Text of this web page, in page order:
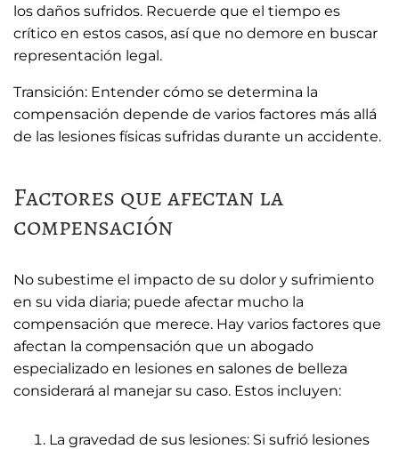
los daños sufridos. Recuerde que el tiempo es
crítico en estos casos, así que no demore en buscar
representación legal.
Transición: Entender cómo se determina la
compensación depende de varios factores más allá
de las lesiones físicas sufridas durante un accidente.
Factores que afectan la
compensación
No subestime el impacto de su dolor y sufrimiento
en su vida diaria; puede afectar mucho la
compensación que merece. Hay varios factores que
afectan la compensación que un abogado
especializado en lesiones en salones de belleza
considerará al manejar su caso. Estos incluyen:
La gravedad de sus lesiones: Si sufrió lesiones